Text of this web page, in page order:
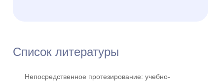
Список литературы
Непосредственное протезирование: учебно-